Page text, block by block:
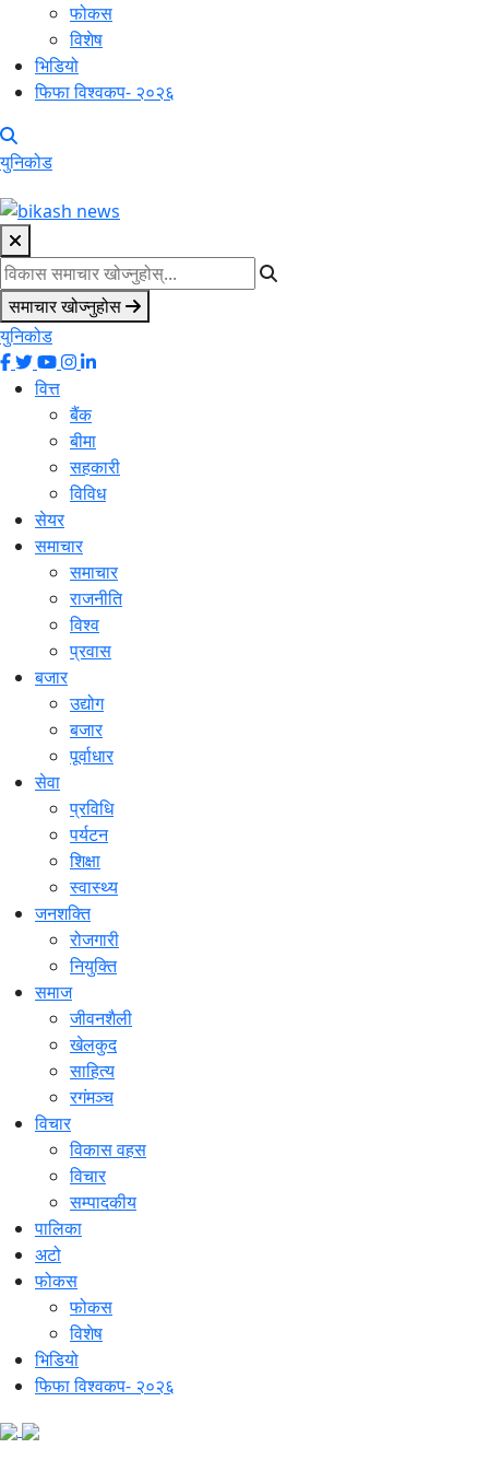
फोकस
विशेष
भिडियो
फिफा विश्वकप- २०२६
युनिकोड
समाचार खोज्नुहोस
युनिकोड
वित्त
बैंक
बीमा
सहकारी
विविध
सेयर
समाचार
समाचार
राजनीति
विश्व
प्रवास
बजार
उद्योग
बजार
पूर्वाधार
सेवा
प्रविधि
पर्यटन
शिक्षा
स्वास्थ्य
जनशक्ति
रोजगारी
नियुक्ति
समाज
जीवनशैली
खेलकुद
साहित्य
रगंमञ्च
विचार
विकास वहस
विचार
सम्पादकीय
पालिका
अटो
फोकस
फोकस
विशेष
भिडियो
फिफा विश्वकप- २०२६